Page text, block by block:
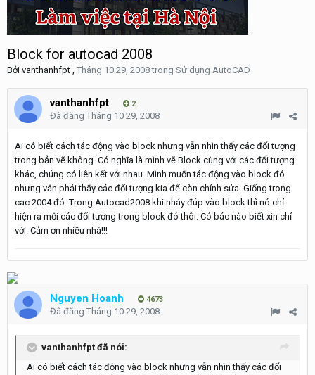
Block for autocad 2008
Bởi vanthanhfpt , Tháng 10 29, 2008trong Sử dụng AutoCAD
vanthanhfpt 2
Đã đăng Tháng 10 29, 2008
Ai có biết cách tác động vào block nhưng vẫn nhìn thấy các đối tượng
trong bản vẽ không. Có nghĩa là mình vẽ Block cùng với các đối tượng
khác, chúng có liên kết với nhau. Mình muốn tác động vào block đó
nhưng vẫn phải thấy các đối tượng kia để còn chỉnh sửa. Giống trong
cac 2004 đó. Trong Autocad2008 khi nháy đúp vào block thì nó chỉ
hiện ra mỗi các đối tượng trong block đó thôi. Có bác nào biết xin chỉ
với. Cảm ơn nhiều nhá!!!
Nguyen Hoanh 4673
Đã đăng Tháng 10 29, 2008
vanthanhfpt đã nói:
Ai có biết cách tác động vào block nhưng vẫn nhìn thấy các đối